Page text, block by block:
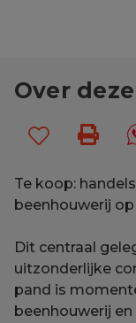
Over
Te koop:
beenhouwerij
Dit centraal
uitzonderlijke
pand is
beenhouwerij